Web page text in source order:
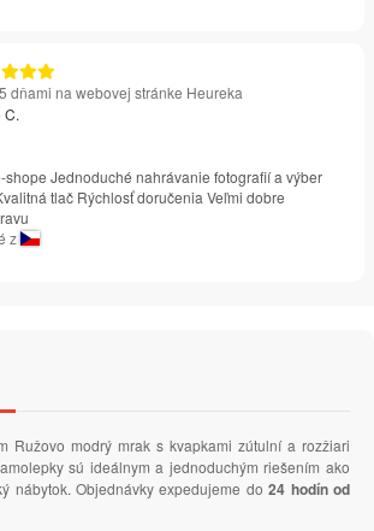
dňami na webovej stránke Heureka
C.
shope Jednoduché nahrávanie fotografií a výber
tlač Rýchlosť doručenia Veľmi dobre
z
Ružovo modrý mrak s kvapkami zútulní a rozžiari
sú ideálnym a jednoduchým riešením ako
nábytok. Objednávky expedujeme do24 hodín od